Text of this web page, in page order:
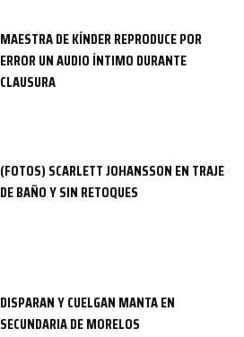
MAESTRA DE KÍNDER REPRODUCE POR
ERROR UN AUDIO ÍNTIMO DURANTE
CLAUSURA
(FOTOS) SCARLETT JOHANSSON EN TRAJE
DE BAÑO Y SIN RETOQUES
DISPARAN Y CUELGAN MANTA EN
SECUNDARIA DE MORELOS